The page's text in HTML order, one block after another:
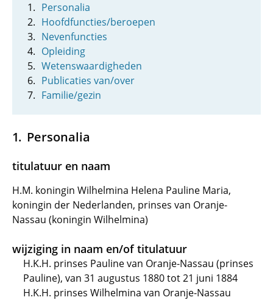
Personalia
Hoofdfuncties/beroepen
Nevenfuncties
Opleiding
Wetenswaardigheden
Publicaties van/over
Familie/gezin
Personalia
titulatuur en naam
H.M. koningin Wilhelmina Helena Pauline Maria,
koningin der Nederlanden, prinses van Oranje-
Nassau (koningin Wilhelmina)
wijziging in naam en/of titulatuur
H.K.H. prinses Pauline van Oranje-Nassau (prinses
Pauline), van 31 augustus 1880 tot 21 juni 1884
H.K.H. prinses Wilhelmina van Oranje-Nassau